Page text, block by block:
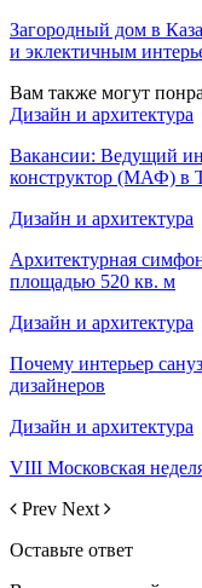
Загородный дом в
и эклектичным
Вам также могут
Дизайн и архитектура
Вакансии: Ведущий
конструктор (МАФ) в
Дизайн и архитектура
Архитектурная
площадью 520 кв. м
Дизайн и архитектура
Почему интерьер
дизайнеров
Дизайн и архитектура
VIII Московская
Prev Next
Оставьте ответ